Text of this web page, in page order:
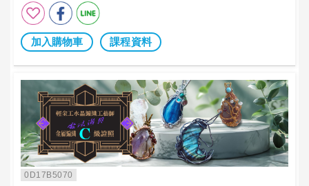
加入購物車 課程資料
0D17B5070